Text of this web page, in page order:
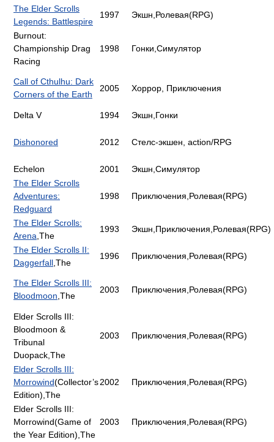
The Elder Scrolls
Legends: Battlespire
1997 Экшн,Ролевая(RPG)
Burnout:
Championship Drag
Racing
1998 Гонки,Симулятор
Call of Cthulhu: Dark
Corners of the Earth
2005 Хоррор, Приключения
Delta V 1994 Экшн,Гонки
Dishonored 2012 Стелс-экшен, action/RPG
Echelon 2001
Экшн,Симулятор
The Elder Scrolls
Adventures:
Redguard
1998 Приключения,Ролевая(RPG)
The Elder Scrolls:
Arena ,The
1993 Экшн,Приключения,Ролевая(RPG)
The Elder Scrolls II:
Daggerfall ,The
1996 Приключения,Ролевая(RPG)
The Elder Scrolls III:
Bloodmoon ,The
2003 Приключения,Ролевая(RPG)
Elder Scrolls III:
Bloodmoon &
Tribunal
Duopack,The
2003 Приключения,Ролевая(RPG)
Elder Scrolls III:
Morrowind(Collector’s
Edition),The
2002 Приключения,Ролевая(RPG)
Elder Scrolls III:
Morrowind(Game of
the Year Edition),The
2003 Приключения,Ролевая(RPG)